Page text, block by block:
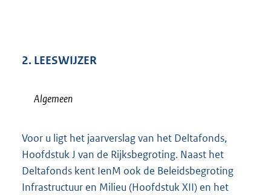
2. LEESWIJZER
Algemeen
Voor u ligt het jaarverslag van het Deltafonds,
Hoofdstuk J van de Rijksbegroting. Naast het
Deltafonds kent IenM ook de Beleidsbegroting
Infrastructuur en Milieu (Hoofdstuk XII) en het